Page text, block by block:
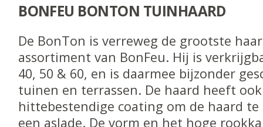
BONFEU BONTON TUINHAARD
De BonTon is verreweg de grootste
assortiment van BonFeu. Hij is
40, 50 & 60, en is daarmee bijzonder
tuinen en terrassen. De haard heeft
hittebestendige coating om de haard te
een aslade. De vorm en het hoge